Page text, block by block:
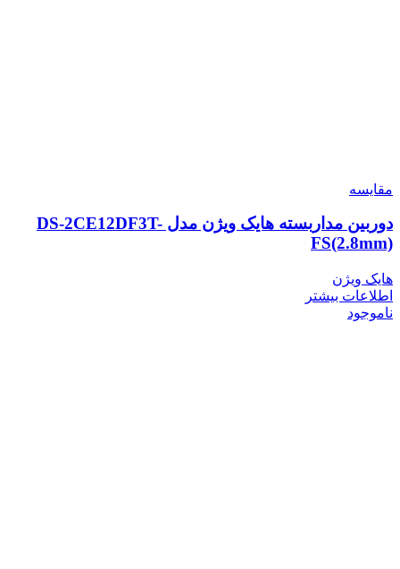
مقایسه
دوربین مداربسته هایک ویژن مدل DS-2CE12DF3T-
FS(2.8mm)
هایک ویژن
اطلاعات بیشتر
ناموجود